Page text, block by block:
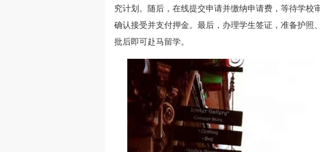
究计划。随后，在线提交申请并缴纳申请费，等待学
确认接受并支付押金。最后，办理学生签证，准备护照
批后即可赴马留学。